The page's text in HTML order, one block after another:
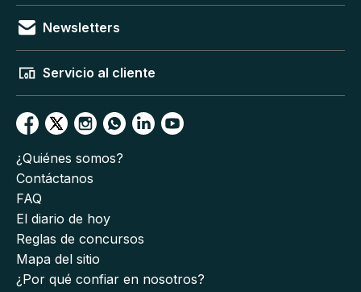
Newsletters
Servicio al cliente
¿Quiénes somos?
Contáctanos
FAQ
El diario de hoy
Reglas de concursos
Mapa del sitio
¿Por qué confiar en nosotros?